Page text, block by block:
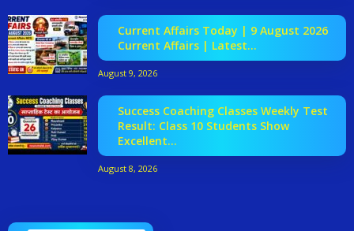
Current Affairs Today | 9 August 2026
Current Affairs | Latest...
August 9, 2026
Success Coaching Classes Weekly Test
Result: Class 10 Students Show
Excellent...
August 8, 2026